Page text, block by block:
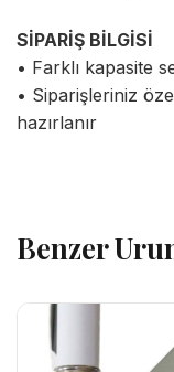
SİPARİŞ BİLGİSİ
• Farklı kapasite
• Siparişleriniz
hazırlanır
Benzer